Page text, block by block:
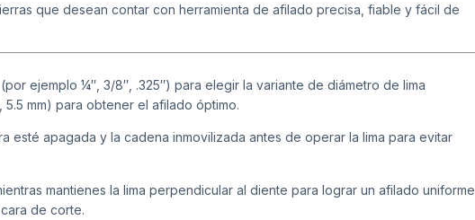
que desean contar con herramienta de afilado precisa, fiable y fácil de
ejemplo ¼″, 3/8″, .325″) para elegir la variante de diámetro de lima
5.5 mm) para obtener el afilado óptimo.
esté apagada y la cadena inmovilizada antes de operar la lima para evitar
mantienes la lima perpendicular al diente para lograr un afilado uniforme
de corte.